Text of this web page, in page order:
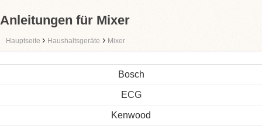
Anleitungen für Mixer
Hauptseite › Haushaltsgeräte › Mixer
Bosch
ECG
Kenwood